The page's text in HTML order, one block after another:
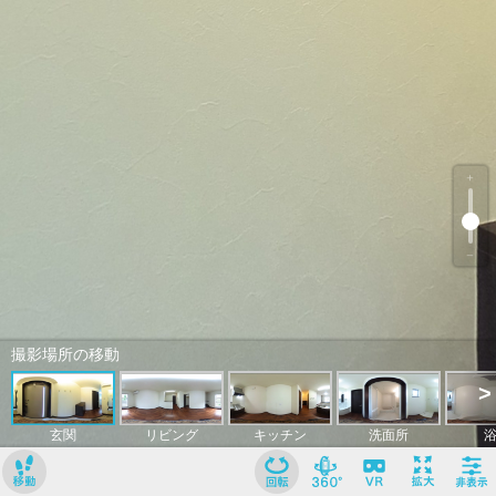
撮影場所の移動
玄関 リビング キッチン 洗面所
>
﹢
﹣